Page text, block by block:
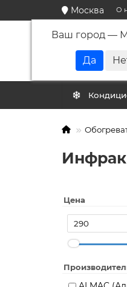
Москва
Ваш город —
О
Цена